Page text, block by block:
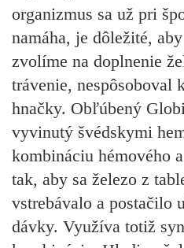
organizmus sa už pri
namáha, je dôležité,
zvolíme na doplnenie
trávenie, nespôsoboval
hnačky. Obľúbený
vyvinutý švédskymi
kombináciu hémového
tak, aby sa železo z
vstrebávalo a postačilo
dávky. Využíva totiž